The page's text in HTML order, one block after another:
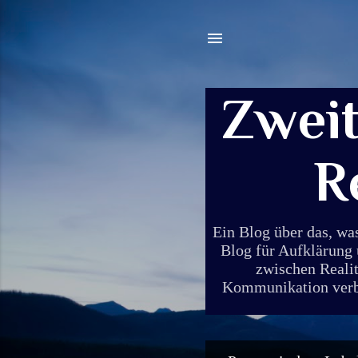
Ein Blog über das,
Blog für Aufklärung
zwischen
Kommunikation